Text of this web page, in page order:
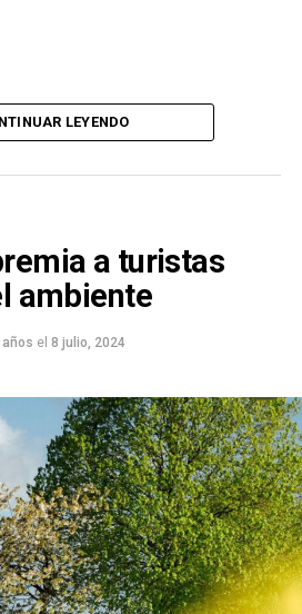
LEYENDO
a turistas
ambiente
años el 8 julio, 2024